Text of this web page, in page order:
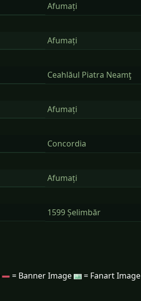
Afumați
Afumați
Ceahlăul Piatra Neamţ
Afumați
Concordia
Afumați
1599 Șelimbăr
= Banner Image = Fanart Image